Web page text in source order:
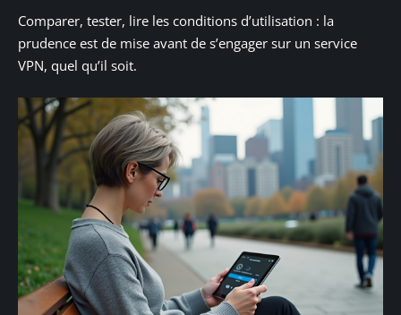
Comparer, tester, lire les conditions d’utilisation : la
prudence est de mise avant de s’engager sur un service
VPN, quel qu’il soit.